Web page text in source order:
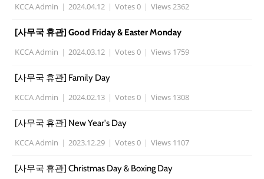
KCCA Admin | 2024.04.12 | Votes 0 | Views 2362
[사무국 휴관] Good Friday & Easter Monday
KCCA Admin | 2024.03.12 | Votes 0 | Views 1759
[사무국 휴관] Family Day
KCCA Admin | 2024.02.13 | Votes 0 | Views 1308
[사무국 휴관] New Year's Day
KCCA Admin | 2023.12.29 | Votes 0 | Views 1107
[사무국 휴관] Christmas Day & Boxing Day